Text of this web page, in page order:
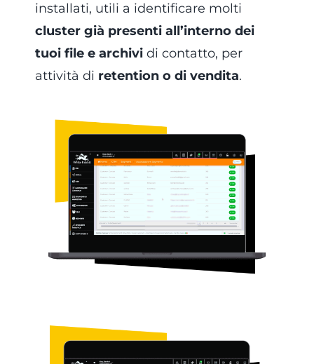
installati, utili a identificare molti
cluster già presenti all’interno dei
tuoi file e archivi di contatto, per
attività di retention o di vendita.